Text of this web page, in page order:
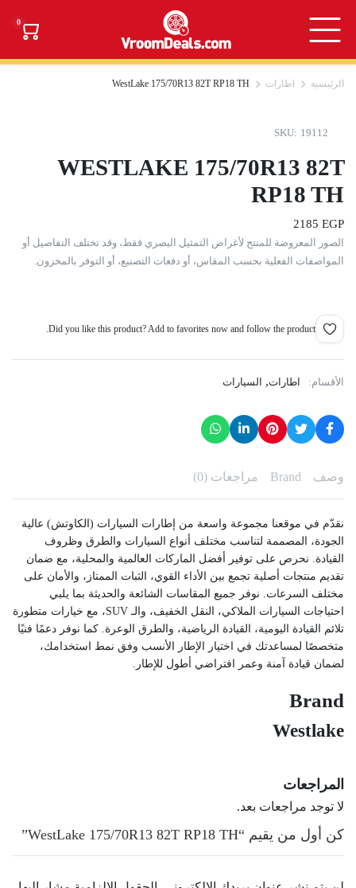
0
الرئيسية اطارات WestLake 175/70R13 82T RP18 TH
SKU: 19112
WESTLAKE 175/70R13 82T
RP18 TH
2185 EGP
الصور المعروضة للمنتج لأغراض التمثيل البصري فقط، وقد تختلف التفاصيل أو
المواصفات الفعلية بحسب المقاس، أو دفعات التصنيع، أو التوفر بالمخزون.
Did you like this product? Add to favorites now and follow the product.
الأقسام: اطارات, السيارات
وصف Brand مراجعات (0)
نقدّم في موقعنا مجموعة واسعة من إطارات السيارات (الكاوتش) عالية
الجودة، المصممة لتناسب مختلف أنواع السيارات والطرق وظروف
القيادة. نحرص على توفير أفضل الماركات العالمية والمحلية، مع ضمان
تقديم منتجات أصلية تجمع بين الأداء القوي، الثبات الممتاز، والأمان على
مختلف السرعات. نوفر جميع المقاسات الشائعة والحديثة بما يلبي
احتياجات السيارات الملاكي، النقل الخفيف، والـ SUV، مع خيارات متطورة
تلائم القيادة اليومية، القيادة الرياضية، والطرق الوعرة. كما نوفر دعمًا فنيًا
متخصصًا لمساعدتك في اختيار الإطار الأنسب وفق نمط استخدامك،
لضمان قيادة آمنة وعمر افتراضي أطول للإطار.
Brand
Westlake
المراجعات
لا توجد مراجعات بعد.
كن أول من يقيم “WestLake 175/70R13 82T RP18 TH”